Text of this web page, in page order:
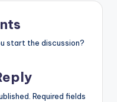
start the discussion?
Required fields